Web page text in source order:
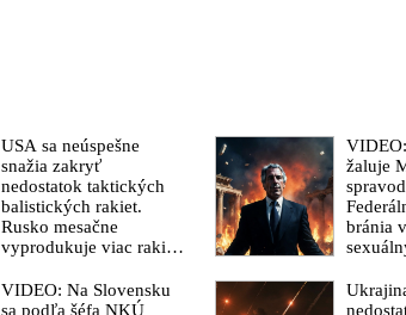
žaluje
bránia
siete
Ten
USA sa neúspešne
snažia zakryť
nedostatok taktických
balistických rakiet.
Rusko mesačne
vyprodukuje viac rakiet,
všetci producenti
systémov Patriot
VIDEO: Na Slovensku
sa podľa šéfa NKÚ